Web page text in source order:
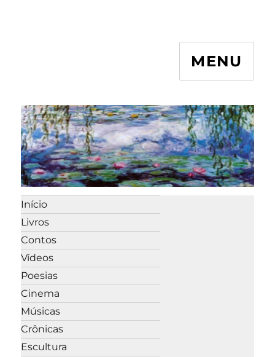
MENU
Início
Livros
Contos
Vídeos
Poesias
Cinema
Músicas
Crônicas
Escultura